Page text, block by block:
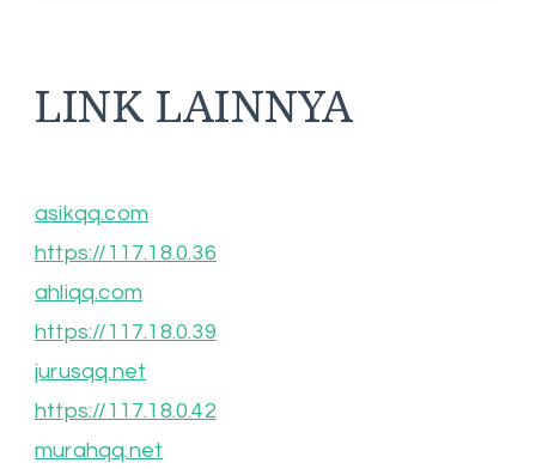
LINK LAINNYA
asikqq.com
https://117.18.0.36
ahliqq.com
https://117.18.0.39
jurusqq.net
https://117.18.0.42
murahqq.net